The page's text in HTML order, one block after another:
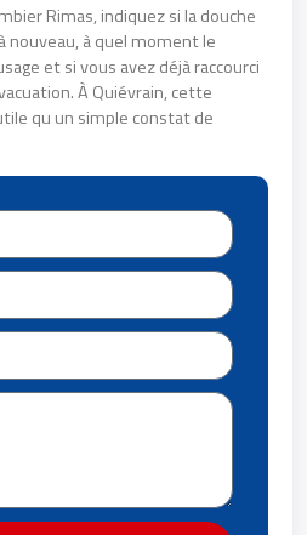
Rimas, indiquez si la douche
nouveau, à quel moment le
et si vous avez déjà raccourci
À Quiévrain, cette
qu un simple constat de